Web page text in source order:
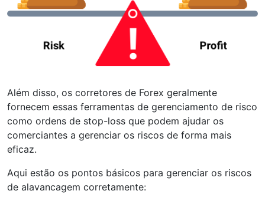
Além disso, os corretores de Forex geralmente
fornecem essas ferramentas de gerenciamento de risco
como ordens de stop-loss que podem ajudar os
comerciantes a gerenciar os riscos de forma mais
eficaz.
Aqui estão os pontos básicos para gerenciar os riscos
de alavancagem corretamente: